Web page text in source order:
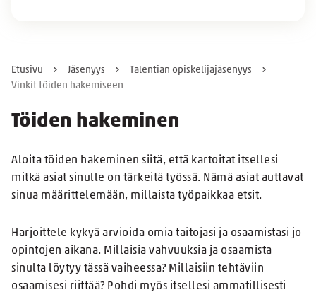
Etusivu Jäsenyys
Talentian opiskelijajäsenyys
Vinkit töiden hakemiseen
Töiden hakeminen
Aloita töiden hakeminen siitä, että kartoitat itsellesi
mitkä asiat sinulle on tärkeitä työssä. Nämä asiat auttavat
sinua määrittelemään, millaista työpaikkaa etsit.
Harjoittele kykyä arvioida omia taitojasi ja osaamistasi jo
opintojen aikana. Millaisia vahvuuksia ja osaamista
sinulta löytyy tässä vaiheessa? Millaisiin tehtäviin
osaamisesi riittää? Pohdi myös itsellesi ammatillisesti